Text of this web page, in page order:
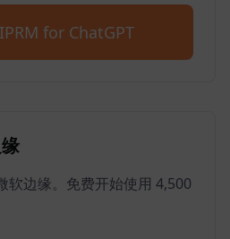
for ChatGPT
软边缘。免费开始使用 4,500